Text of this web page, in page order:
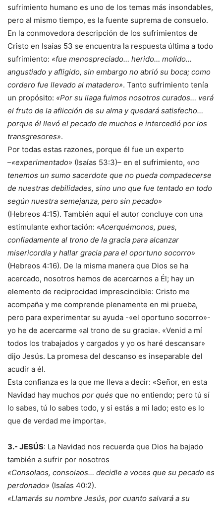
sufrimiento humano es uno de los temas más insondables,
pero al mismo tiempo, es la fuente suprema de consuelo.
En la conmovedora descripción de los sufrimientos de
Cristo en Isaías 53 se encuentra la respuesta última a todo
sufrimiento: «fue menospreciado… herido… molido…
angustiado y afligido, sin embargo no abrió su boca; como
cordero fue llevado al matadero». Tanto sufrimiento tenía
un propósito: «Por su llaga fuimos nosotros curados… verá
el fruto de la aflicción de su alma y quedará satisfecho…
porque él llevó el pecado de muchos e intercedió por los
transgresores».
Por todas estas razones, porque él fue un experto
–«experimentado» (Isaías 53:3)– en el sufrimiento, «no
tenemos un sumo sacerdote que no pueda compadecerse
de nuestras debilidades, sino uno que fue tentado en todo
según nuestra semejanza, pero sin pecado»
(Hebreos 4:15). También aquí el autor concluye con una
estimulante exhortación: «Acerquémonos, pues,
confiadamente al trono de la gracia para alcanzar
misericordia y hallar gracia para el oportuno socorro»
(Hebreos 4:16). De la misma manera que Dios se ha
acercado, nosotros hemos de acercarnos a Él; hay un
elemento de reciprocidad imprescindible: Cristo me
acompaña y me comprende plenamente en mi prueba,
pero para experimentar su ayuda -«el oportuno socorro»-
yo he de acercarme «al trono de su gracia». «Venid a mí
todos los trabajados y cargados y yo os haré descansar»
dijo Jesús. La promesa del descanso es inseparable del
acudir a él.
Esta confianza es la que me lleva a decir: «Señor, en esta
Navidad hay muchos por qués que no entiendo; pero tú sí
lo sabes, tú lo sabes todo, y si estás a mi lado; esto es lo
que de verdad me importa».
3.- JESÚS: La Navidad nos recuerda que Dios ha bajado
también a sufrir por nosotros
«Consolaos, consolaos… decidle a voces que su pecado es
perdonado» (Isaías 40:2).
«Llamarás su nombre Jesús, por cuanto salvará a su